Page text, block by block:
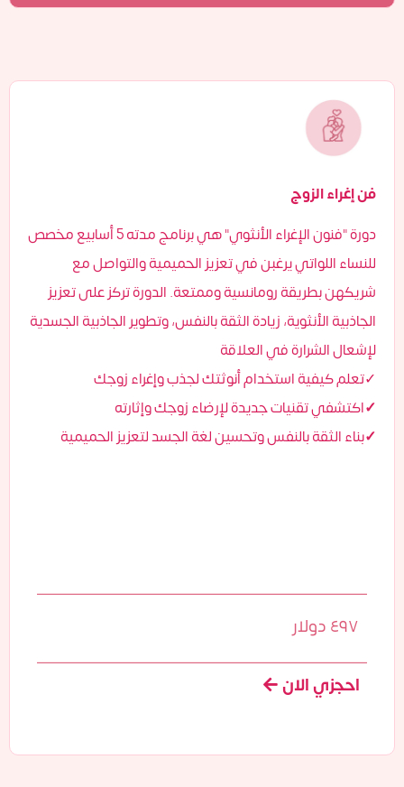
فن إغراء الزوج
دورة "فنون الإغراء الأنثوي" هي برنامج مدته 5 أسابيع مخصص
للنساء اللواتي يرغبن في تعزيز الحميمية والتواصل مع
شريكهن بطريقة رومانسية وممتعة. الدورة تركز على تعزيز
الجاذبية الأنثوية، زيادة الثقة بالنفس، وتطوير الجاذبية الجسدية
لإشعال الشرارة في العلاقة
تعلم كيفية استخدام أنوثتك لجذب وإغراء زوجك✓
اكتشفي تقنيات جديدة لإرضاء زوجك وإثارته✓
بناء الثقة بالنفس وتحسين لغة الجسد لتعزيز الحميمية✓
٤٩٧ دولار
احجزي الان